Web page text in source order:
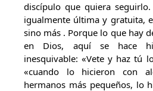
discípulo que quiera
igualmente última y gratuita,
sino más . Porque lo que hay
en Dios, aquí se hace
inesquivable: «Vete y haz tú
«cuando lo hicieron con
hermanos más pequeños, lo